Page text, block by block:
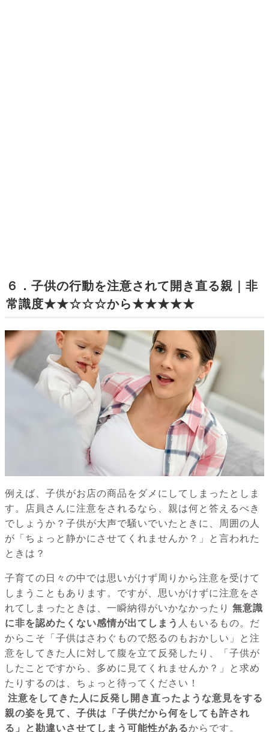
６．子供の行動を注意されて開き直る親｜非
常識度★★☆☆☆から★★★★★
例えば、子供がお店の商品をダメにしてしまったとしま
す。店員さんに注意をされるなら、親は何と答えるべき
でしょうか？子供が大声で騒いでいたときに、周囲の人
が「ちょっと静かにさせてくれませんか？」と言われた
ときは？
子育ての日々の中では思いがけず周りから注意を受けて
しまうこともあります。ですが、思いがけずに注意をさ
れてしまったときは、一瞬納得がいかなかったり 無意識
に非を認めたくない感情が出てしまう 人もいるもの。だ
からこそ「子供はさわぐもので怒るのもおかしい」と注
意をしてきた人に対して腹を立て反発したり、「子供が
したことですから、多めに見てくれませんか？」と求め
たりするのは、ちょっと待ってください！
注意をしてきた人に反発し開き直ったような意見をする
親の姿を見て、子供は「子供だから何をしても許され
る」と勘違いさせてしまう可能性があるからです。